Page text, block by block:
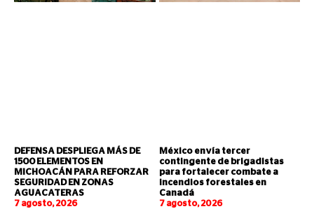
DEFENSA DESPLIEGA MÁS DE
1500 ELEMENTOS EN
MICHOACÁN PARA REFORZAR
SEGURIDAD EN ZONAS
AGUACATERAS
7 agosto, 2026
México envía tercer
contingente de brigadistas
para fortalecer combate a
incendios forestales en
Canadá
7 agosto, 2026